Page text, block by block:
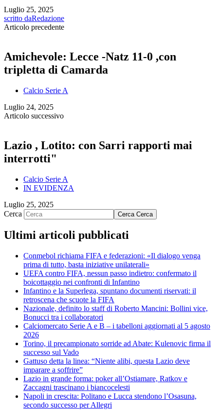
Luglio 25, 2025
scritto daRedazione
Articolo precedente
Amichevole: Lecce -Natz 11-0 ,con
tripletta di Camarda
Calcio Serie A
Luglio 24, 2025
Articolo successivo
Lazio , Lotito: con Sarri rapporti mai
interrotti"
Calcio Serie A
IN EVIDENZA
Luglio 25, 2025
Cerca
Cerca Cerca
Ultimi articoli pubblicati
Conmebol richiama FIFA e federazioni: «Il dialogo venga
prima di tutto, basta iniziative unilaterali»
UEFA contro FIFA, nessun passo indietro: confermato il
boicottaggio nei confronti di Infantino
Infantino e la Superlega, spuntano documenti riservati: il
retroscena che scuote la FIFA
Nazionale, definito lo staff di Roberto Mancini: Bollini vice,
Bonucci tra i collaboratori
Calciomercato Serie A e B – i tabelloni aggiornati al 5 agosto
2026
Torino, il precampionato sorride ad Abate: Kulenovic firma il
successo sul Vado
Gattuso detta la linea: “Niente alibi, questa Lazio deve
imparare a soffrire”
Lazio in grande forma: poker all’Ostiamare, Ratkov e
Zaccagni trascinano i biancocelesti
Napoli in crescita: Politano e Lucca stendono l’Osasuna,
secondo successo per Allegri